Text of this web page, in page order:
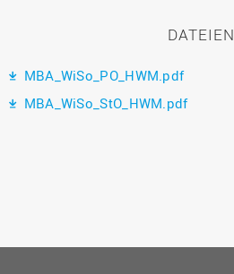
DATEIEN
MBA_WiSo_PO_HWM.pdf
MBA_WiSo_StO_HWM.pdf